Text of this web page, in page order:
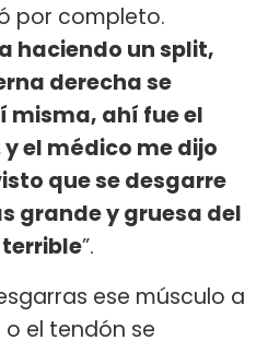
por completo.
haciendo un split,
derecha se
misma, ahí fue el
el médico me dijo
que se desgarre
grande y gruesa del
”.
ese músculo a
el tendón se